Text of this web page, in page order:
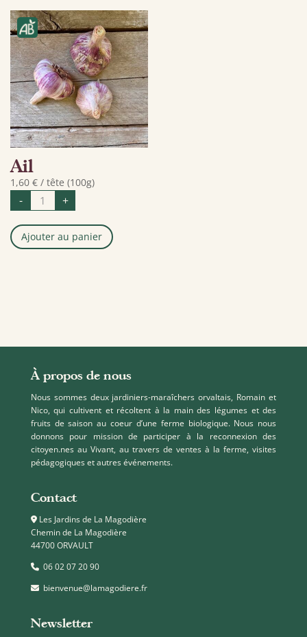
Ail
1,60 € / tête (100g)
- quantité
Ail
+
Ajouter au panier
À propos de nous
Nous sommes deux jardiniers-maraîchers orvaltais, Romain et
Nico, qui cultivent et récoltent à la main des légumes et des
fruits de saison au coeur d’une ferme biologique. Nous nous
donnons pour mission de participer à la reconnexion des
citoyen.nes au Vivant, au travers de ventes à la ferme, visites
pédagogiques et autres événements.
Contact
Les Jardins de La Magodière
Chemin de La Magodière
44700 ORVAULT
06 02 07 20 90
bienvenue@lamagodiere.fr
Newsletter